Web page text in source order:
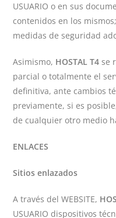
USUARIO o en sus
contenidos en los
medidas de seguridad
Asimismo, HOSTAL T4 se
parcial o totalmente el
definitiva, ante cambios
previamente, si es
de cualquier otro medio
ENLACES
Sitios enlazados
A través del WEBSITE,
USUARIO dispositivos